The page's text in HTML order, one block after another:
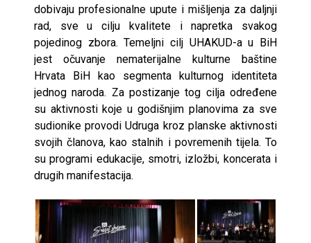
dobivaju profesionalne upute i mišljenja za daljnji
rad, sve u cilju kvalitete i napretka svakog
pojedinog zbora. Temeljni cilj UHAKUD-a u BiH
jest očuvanje nematerijalne kulturne baštine
Hrvata BiH kao segmenta kulturnog identiteta
jednog naroda. Za postizanje tog cilja određene
su aktivnosti koje u godišnjim planovima za sve
sudionike provodi Udruga kroz planske aktivnosti
svojih članova, kao stalnih i povremenih tijela. To
su programi edukacije, smotri, izložbi, koncerata i
drugih manifestacija.